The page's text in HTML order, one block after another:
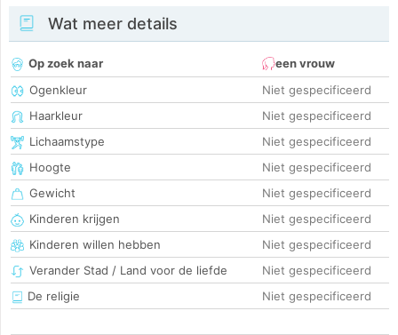
Wat meer details
Op zoek naar
een vrouw
Ogenkleur
Niet gespecificeerd
Haarkleur
Niet gespecificeerd
Lichaamstype
Niet gespecificeerd
Hoogte
Niet gespecificeerd
Gewicht
Niet gespecificeerd
Kinderen krijgen
Niet gespecificeerd
Kinderen willen hebben
Niet gespecificeerd
Verander Stad / Land voor de liefde
Niet gespecificeerd
De religie
Niet gespecificeerd